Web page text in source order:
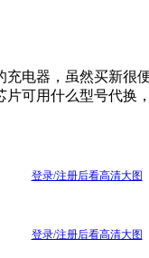
充电器，虽然买新很
片可用什么型号代换
登录/注册后看高清大图
登录/注册后看高清大图